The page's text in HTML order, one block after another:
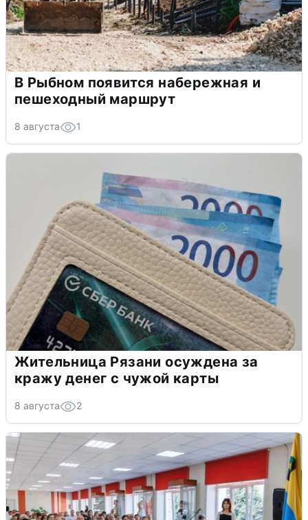
В Рыбном появится набережная и
пешеходный маршрут
8 августа 1
Жительница Рязани осуждена за
кражу денег с чужой карты
8 августа 2